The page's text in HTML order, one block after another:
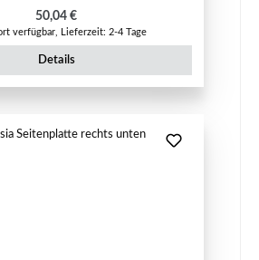
Regulärer Preis:
50,04 €
verfügbar, Lieferzeit: 2-4 Tage
Details